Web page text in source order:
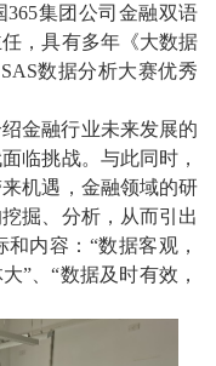
集团公司金融双语
，具有多年《大数据
SAS数据分析大赛优秀
金融行业未来发展的
临挑战。与此同时，
机遇，金融领域的研
掘、分析，从而引出
内容：“数据客观，
”、“数据及时有效，